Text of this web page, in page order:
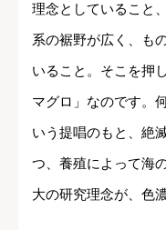
理念としていること
系の裾野が広く、も
いること。そこを押
マグロ」なのです。
いう提唱のもと、絶
つ、養殖によって海
大の研究理念が、色